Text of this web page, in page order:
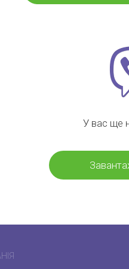
У вас ще